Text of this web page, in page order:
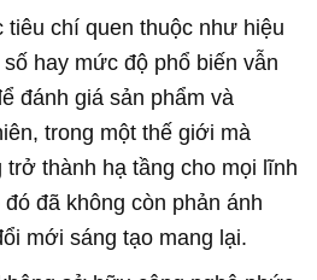
tiêu chí quen thuộc như hiệu
hay mức độ phổ biến vẫn
đánh giá sản phẩm và
trong một thế giới mà
trở thành hạ tầng cho mọi lĩnh
đã không còn phản ánh
mới sáng tạo mang lại.